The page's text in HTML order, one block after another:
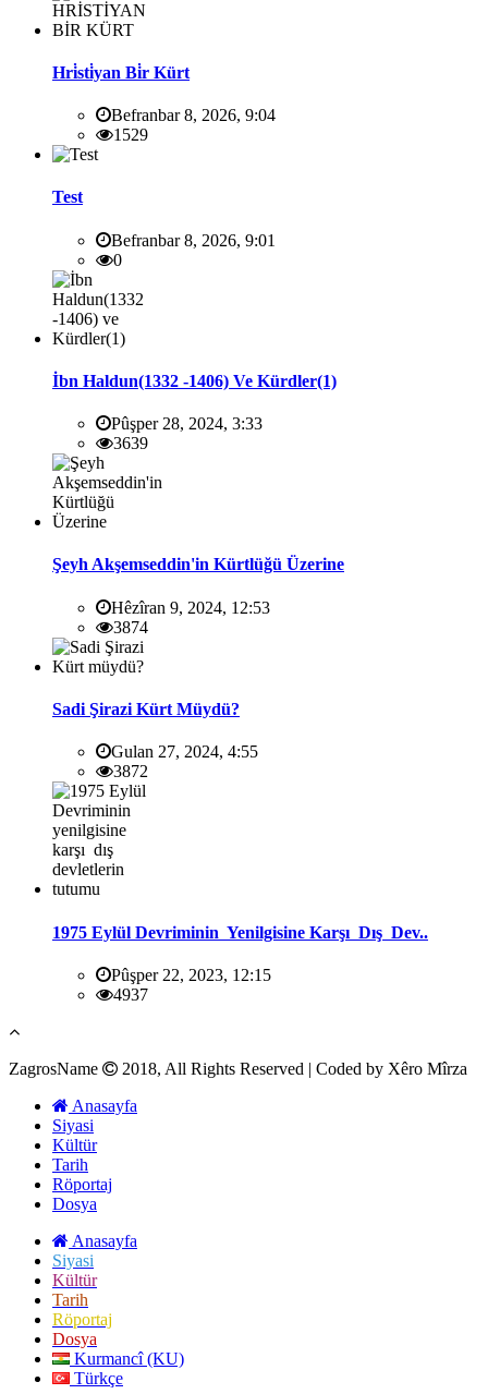
Hri̇sti̇yan Bi̇r Kürt
Befranbar 8, 2026, 9:04
1529
Test
Befranbar 8, 2026, 9:01
0
İbn Haldun(1332 -1406) Ve Kürdler(1)
Pûşper 28, 2024, 3:33
3639
Şeyh Akşemseddin'in Kürtlüğü Üzerine
Hêzîran 9, 2024, 12:53
3874
Sadi Şirazi Kürt Müydü?
Gulan 27, 2024, 4:55
3872
1975 Eylül Devriminin Yenilgisine Karşı Dış Dev..
Pûşper 22, 2023, 12:15
4937
ZagrosName
2018, All Rights Reserved | Coded by Xêro Mîrza
Anasayfa
Siyasi
Kültür
Tarih
Röportaj
Dosya
Anasayfa
Siyasi
Kültür
Tarih
Röportaj
Dosya
Kurmancî (KU)
Türkçe